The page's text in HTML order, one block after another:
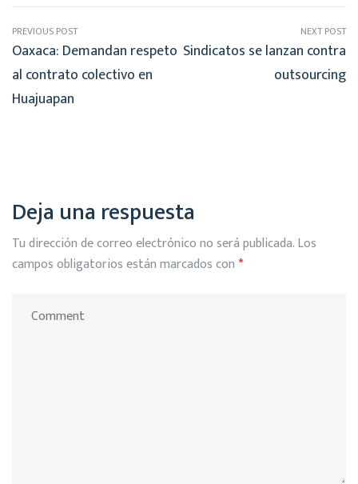
PREVIOUS POST
Oaxaca: Demandan respeto
al contrato colectivo en
Huajuapan
NEXT POST
Sindicatos se lanzan contra
outsourcing
Deja una respuesta
Tu dirección de correo electrónico no será publicada.Los
campos obligatorios están marcados con*